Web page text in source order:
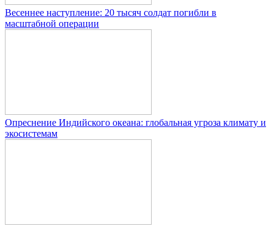
Весеннее наступление: 20 тысяч солдат погибли в
масштабной операции
Опреснение Индийского океана: глобальная угроза климату и
экосистемам